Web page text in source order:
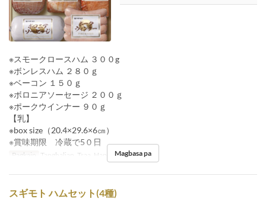
※スモークロースハム ３００g
※ボンレスハム ２８０ｇ
※ベーコン １５０ｇ
※ボロニアソーセージ ２００ｇ
※ポークウインナー ９０ｇ
【乳】
※box size（20.4×29.6×6㎝）
※賞味期限 冷蔵で5０日
Pagkain Tanghalian, Tsaa, HapunanMagbasa pa
スギモト ハムセット(4種)